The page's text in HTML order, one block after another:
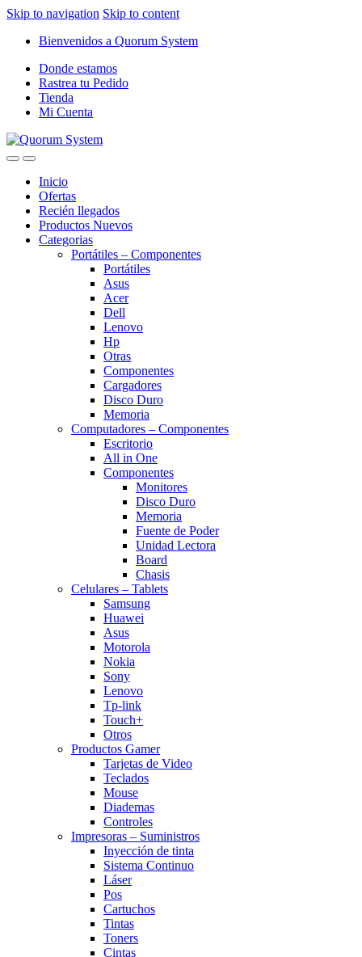
Skip to navigation Skip to content
Bienvenidos a Quorum System
Donde estamos
Rastrea tu Pedido
Tienda
Mi Cuenta
Inicio
Ofertas
Recién llegados
Productos Nuevos
Categorias
Portátiles – Componentes
Portátiles
Asus
Acer
Dell
Lenovo
Hp
Otras
Componentes
Cargadores
Disco Duro
Memoria
Computadores – Componentes
Escritorio
All in One
Componentes
Monitores
Disco Duro
Memoria
Fuente de Poder
Unidad Lectora
Board
Chasis
Celulares – Tablets
Samsung
Huawei
Asus
Motorola
Nokia
Sony
Lenovo
Tp-link
Touch+
Otros
Productos Gamer
Tarjetas de Video
Teclados
Mouse
Diademas
Controles
Impresoras – Suministros
Inyección de tinta
Sistema Continuo
Láser
Pos
Cartuchos
Tintas
Toners
Cintas